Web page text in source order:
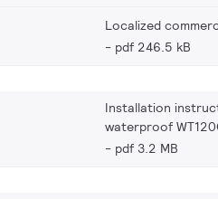
Localized
pdf 246.5 kB
Installation
waterproof
pdf 3.2 MB